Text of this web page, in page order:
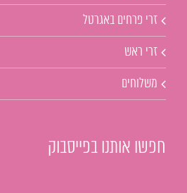
זרי פרחים באגרטל
זרי ראש
משלוחים
חפשו אותנו בפייסבוק